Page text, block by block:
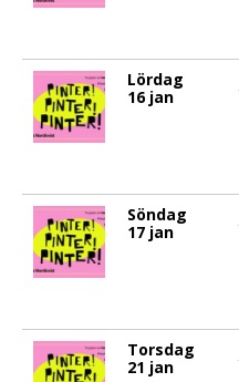
Lördag
16 jan
Söndag
17 jan
Torsdag
21 jan